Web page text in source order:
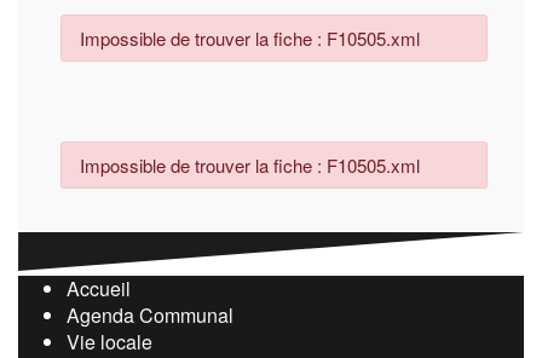
Impossible de trouver la fiche : F10505.xml
Impossible de trouver la fiche : F10505.xml
Accueil
Agenda Communal
Vie locale